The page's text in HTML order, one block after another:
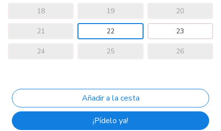
18 19 20
21 22 23
24 25 26
¡Pídelo ya!